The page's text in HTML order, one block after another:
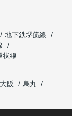
地下鉄堺筋線
状線
阪
烏丸